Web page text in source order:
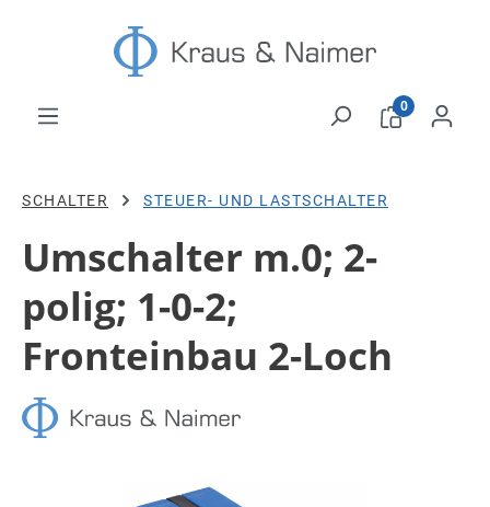
Zum Hauptinhalt springen
0
SCHALTER STEUER- UND LASTSCHALTER
Umschalter m.0; 2-
polig; 1-0-2;
Fronteinbau 2-Loch
Bildergalerie überspringen